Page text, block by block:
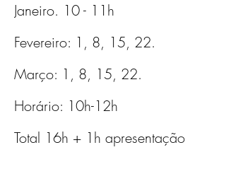
Janeiro. 10 - 11h
Fevereiro: 1, 8, 15, 22.
Março: 1, 8, 15, 22.
Horário: 10h-12h
Total 16h + 1h apresentação